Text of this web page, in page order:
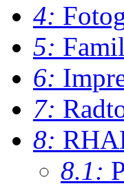
4:
5:
6:
7:
8:
8.1: